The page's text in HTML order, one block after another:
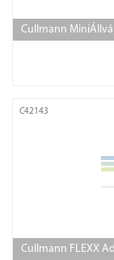
Cullmann
C42143
Cullmann FLEXX